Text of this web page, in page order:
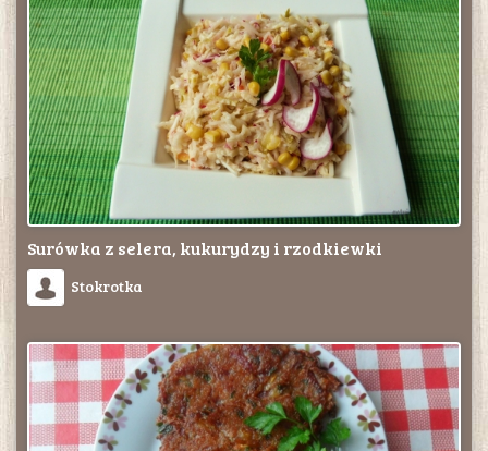
Surówka z selera, kukurydzy i rzodkiewki
Stokrotka